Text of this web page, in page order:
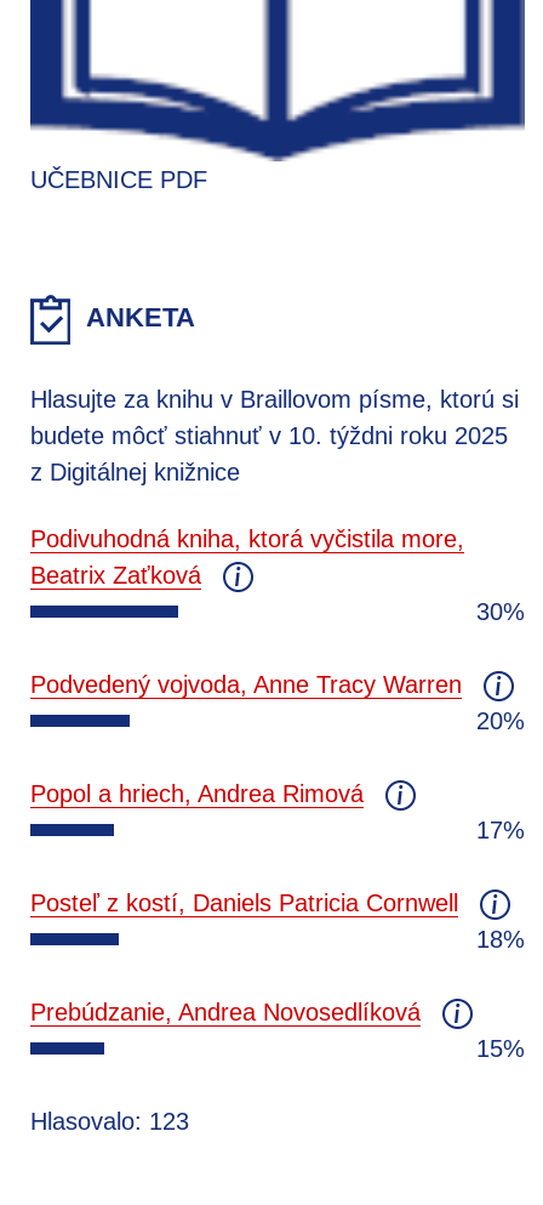
UČEBNICE PDF
ANKETA
Hlasujte za knihu v Braillovom písme, ktorú si
budete môcť stiahnuť v 10. týždni roku 2025
z Digitálnej knižnice
Podivuhodná kniha, ktorá vyčistila more,
Beatrix Zaťková
30%
Podvedený vojvoda, Anne Tracy Warren
20%
Popol a hriech, Andrea Rimová
17%
Posteľ z kostí, Daniels Patricia Cornwell
18%
Prebúdzanie, Andrea Novosedlíková
15%
Hlasovalo: 123